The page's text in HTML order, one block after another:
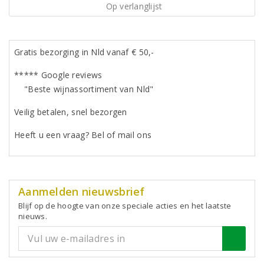
Op verlanglijst
Gratis bezorging in Nld vanaf € 50,-
***** Google reviews
"Beste wijnassortiment van Nld"
Veilig betalen, snel bezorgen
Heeft u een vraag? Bel of mail ons
Aanmelden nieuwsbrief
Blijf op de hoogte van onze speciale acties en het laatste
nieuws.